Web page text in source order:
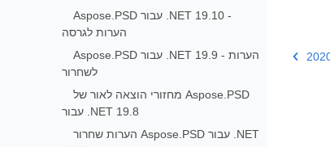
Aspose.PSD עבור .NET 19.10 -
הערות לגרסה
Aspose.PSD עבור .NET 19.9 - הערות
לשחרור
מחזורי הוצאה לאור של Aspose.PSD
עבור .NET 19.8
הערות שחרור Aspose.PSD עבור .NET